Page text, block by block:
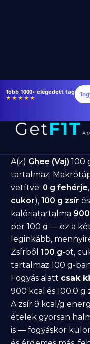
Étrendek, receptek és
★★★★★
Ghee
választás
A(z) Ghee (Vaj) 100
tartalmaz.
vetítve: 0 g fehérje,
cukor),100 g zsír és
kalóriatartalma
per 100 g — ez a
leginkább,
Zsírból100 g-ot,
tartalmaz 100 g-
Fogyás alatt csak
900 kcal és 100.0 g
A zsír 9 kcal/g
ételek gyorsan
is — fogyáskor